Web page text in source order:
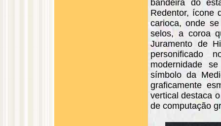
bandeira do
Redentor, ícone
carioca, onde
selos, a coroa
Juramento de
personificado
modernidade
símbolo da
graficamente
vertical destaca
de computação